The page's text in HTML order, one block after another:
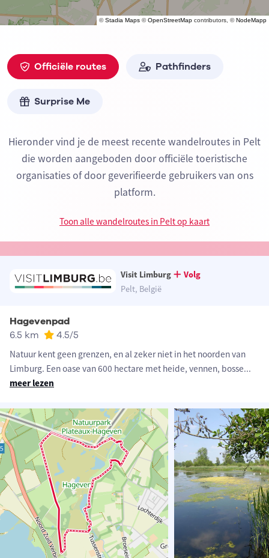
©Stadia Maps ©OpenStreetMap contributors, ©NodeMapp
Officiële routes Pathfinders
Surprise Me
Hieronder vind je de meest recente wandelroutes in Pelt
die worden aangeboden door officiële toeristische
organisaties of door geverifieerde gebruikers van ons
platform.
Toon alle wandelroutes in Pelt op kaart
Visit Limburg
Volg
Pelt, België
Hagevenpad
6.5 km 4.5/5
Natuur kent geen grenzen, en al zeker niet in het noorden van
Limburg. Een oase van 600 hectare met heide, vennen, bosse...
meer lezen